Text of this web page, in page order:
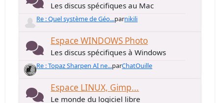
Les discus spécifiques au Mac
Re : Quel système de Géo...parnikili
Espace WINDOWS Photo
Les discus spécifiques à Windows
Re : Topaz Sharpen AI ne...parChatOuille
Espace LINUX, Gimp...
Le monde du logiciel libre